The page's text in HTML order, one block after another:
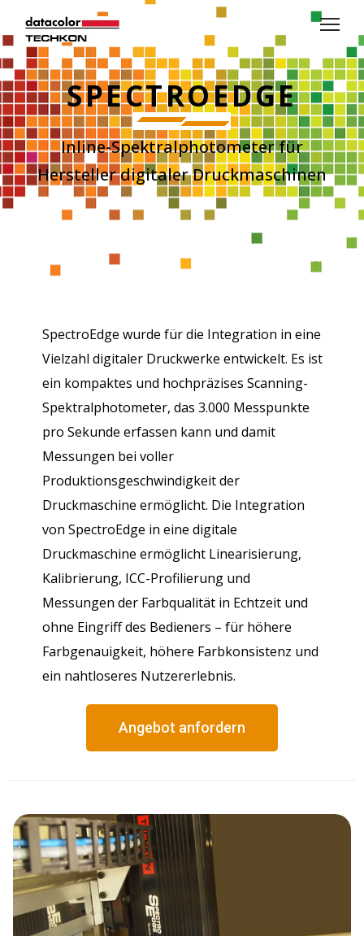
SPECTROEDGE
Inline-Spektralphotometer für
Hersteller digitaler Druckmaschinen
SpectroEdge wurde für die Integration in eine
Vielzahl digitaler Druckwerke entwickelt. Es ist
ein kompaktes und hochpräzises Scanning-
Spektralphotometer, das 3.000 Messpunkte
pro Sekunde erfassen kann und damit
Messungen bei voller
Produktionsgeschwindigkeit der
Druckmaschine ermöglicht. Die Integration
von SpectroEdge in eine digitale
Druckmaschine ermöglicht Linearisierung,
Kalibrierung, ICC-Profilierung und
Messungen der Farbqualität in Echtzeit und
ohne Eingriff des Bedieners – für höhere
Farbgenauigkeit, höhere Farbkonsistenz und
ein nahtloseres Nutzererlebnis.
Angebot anfordern